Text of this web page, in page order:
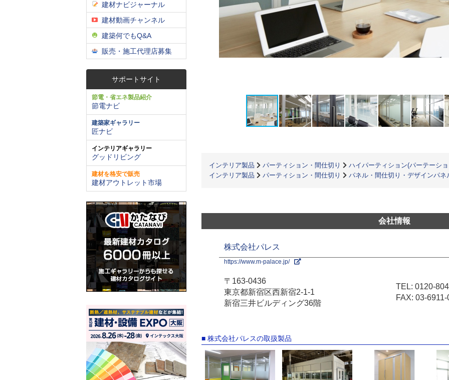
建材ナビジャーナル
建材動画チャンネル
建築何でもQ&A
販売・施工代理店募集
サポートサイト
節電・省エネ製品紹介
節電ナビ
建築家ギャラリー
匠ナビ
インテリアギャラリー
グッドリビング
建材を格安で販売
建材アウトレット市場
インテリア製品 パーティション・間仕切り
ハイパーティション(パーテーシ
インテリア製品
パーティション・間仕切り パネル・間仕切り・デザインパネ
会社情報
株式会社パレス
https://www.m-palace.jp/
〒163-0436
東京都新宿区西新宿2-1-1
新宿三井ビルディング36階
TEL: 0120-
FAX: 03-
■ 株式会社パレスの取扱製品